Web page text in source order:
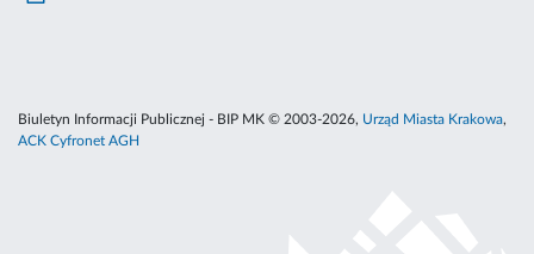
Biuletyn Informacji Publicznej - BIP MK © 2003-2026, Urząd Miasta Krakowa,
ACK Cyfronet AGH